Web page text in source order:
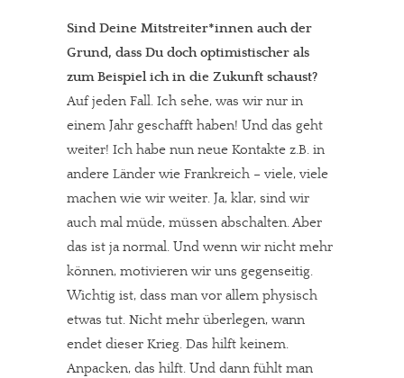
Sind Deine Mitstreiter*innen auch der
Grund, dass Du doch optimistischer als
zum Beispiel ich in die Zukunft schaust?
Auf jeden Fall. Ich sehe, was wir nur in
einem Jahr geschafft haben! Und das geht
weiter! Ich habe nun neue Kontakte z.B. in
andere Länder wie Frankreich – viele, viele
machen wie wir weiter. Ja, klar, sind wir
auch mal müde, müssen abschalten. Aber
das ist ja normal. Und wenn wir nicht mehr
können, motivieren wir uns gegenseitig.
Wichtig ist, dass man vor allem physisch
etwas tut. Nicht mehr überlegen, wann
endet dieser Krieg. Das hilft keinem.
Anpacken, das hilft. Und dann fühlt man